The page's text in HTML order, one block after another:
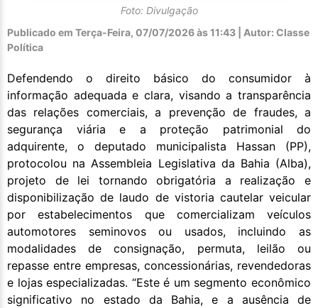
Foto: Divulgação
Publicado em Terça-Feira, 07/07/2026 às 11:43 | Autor: Classe
Política
Defendendo o direito básico do consumidor à
informação adequada e clara, visando a transparência
das relações comerciais, a prevenção de fraudes, a
segurança viária e a proteção patrimonial do
adquirente, o deputado municipalista Hassan (PP),
protocolou na Assembleia Legislativa da Bahia (Alba),
projeto de lei tornando obrigatória a realização e
disponibilização de laudo de vistoria cautelar veicular
por estabelecimentos que comercializam veículos
automotores seminovos ou usados, incluindo as
modalidades de consignação, permuta, leilão ou
repasse entre empresas, concessionárias, revendedoras
e lojas especializadas. “Este é um segmento econômico
significativo no estado da Bahia, e a ausência de